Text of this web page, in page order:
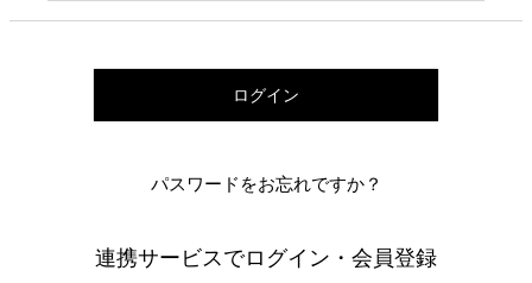
ログイン
パスワードをお忘れですか？
連携サービスでログイン・会員登録